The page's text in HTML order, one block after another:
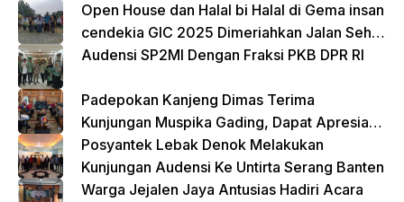
Lampung
Open House dan Halal bi Halal di Gema insan
cendekia GIC 2025 Dimeriahkan Jalan Sehat
dan Bazar Kreatif
Audensi SP2MI Dengan Fraksi PKB DPR RI
Padepokan Kanjeng Dimas Terima
Kunjungan Muspika Gading, Dapat Apresiasi
atas Kontribusi Sosial dan Keagamaan
Posyantek Lebak Denok Melakukan
Kunjungan Audensi Ke Untirta Serang Banten
Warga Jejalen Jaya Antusias Hadiri Acara